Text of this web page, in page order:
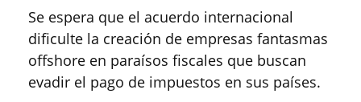
Se espera que el acuerdo internacional
dificulte la creación de empresas fantasmas
offshore en paraísos fiscales que buscan
evadir el pago de impuestos en sus países.